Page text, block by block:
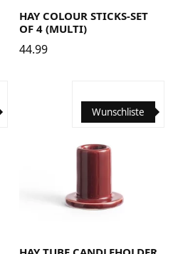
HAY COLOUR STICKS-SET
OF 4 (MULTI)
44.99
Wunschliste